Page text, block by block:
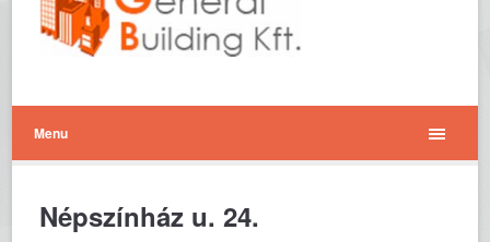
Menu
Népszínház u. 24.